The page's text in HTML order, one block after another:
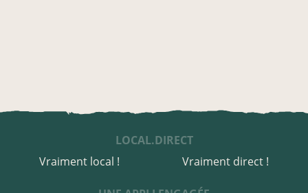
LOCAL.DIRECT
Vraiment local !
Vraiment direct !